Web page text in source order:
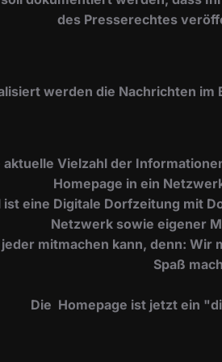
des Presserechtes
werden die Nachrichten im
aktuelle Vielzahl der
Homepage in ein
ist eine Digitale Dorfzeitung mit
Netzwerk sowie eigener
mitmachen kann, denn: Wir
Spaß
Die Homepage ist jetzt ein